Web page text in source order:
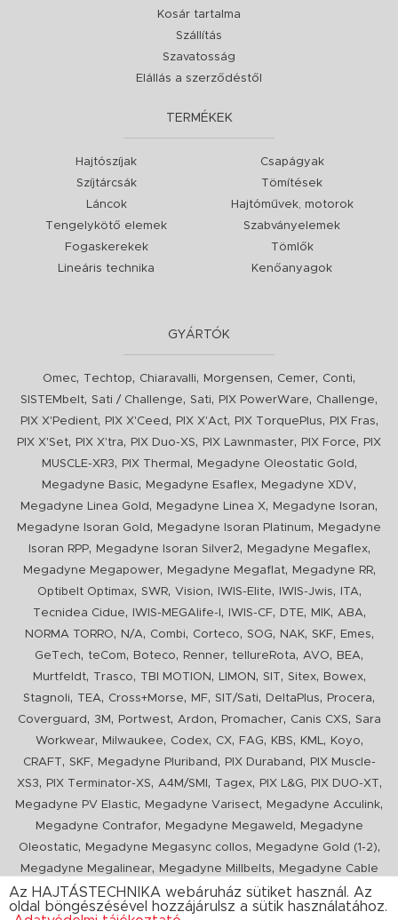
Kosár tartalma
Szállítás
Szavatosság
Elállás a szerződéstől
TERMÉKEK
Hajtószíjak
Szíjtárcsák
Láncok
Tengelykötő elemek
Fogaskerekek
Lineáris technika
Csapágyak
Tömítések
Hajtóművek, motorok
Szabványelemek
Tömlők
Kenőanyagok
GYÁRTÓK
Omec, Techtop, Chiaravalli, Morgensen, Cemer, Conti,
SISTEMbelt, Sati / Challenge, Sati, PIX PowerWare, Challenge,
PIX X'Pedient, PIX X'Ceed , PIX X'Act, PIX TorquePlus, PIX Fras,
PIX X'Set, PIX X'tra, PIX Duo-XS, PIX Lawnmaster, PIX Force,
PIX
MUSCLE-XR3, PIX Thermal , Megadyne Oleostatic Gold ,
Megadyne Basic, Megadyne Esaflex, Megadyne XDV,
Megadyne Linea Gold , Megadyne Linea X, Megadyne Isoran,
Megadyne Isoran Gold , Megadyne Isoran Platinum,
Megadyne
Isoran RPP, Megadyne Isoran Silver2, Megadyne Megaflex,
Megadyne Megapower, Megadyne Megaflat, Megadyne RR,
Optibelt Optimax, SWR, Vision, IWIS-Elite, IWIS-Jwis, ITA,
Tecnidea Cidue, IWIS-MEGAlife-I , IWIS-CF, DTE, MIK, ABA,
NORMA TORRO, N/A, Combi, Corteco, SOG, NAK, SKF, Emes,
GeTech, teCom, Boteco, Renner, tellureRota, AVO, BEA,
Murtfeldt, Trasco, TBI MOTION , LIMON , SIT, Sitex, Bowex,
Stagnoli, TEA, Cross+Morse, MF, SIT/Sati, DeltaPlus, Procera,
Coverguard , 3M , Portwest, Ardon, Promacher, Canis CXS, Sara
Workwear, Milwaukee, Codex, CX, FAG, KBS, KML, Koyo,
CRAFT, SKF, Megadyne Pluriband , PIX Duraband ,
PIX Muscle-
XS3, PIX Terminator-XS, A4M/SMI , Tagex, PIX L&G, PIX DUO-XT,
Megadyne PV Elastic, Megadyne Varisect, Megadyne Acculink,
Megadyne Contrafor, Megadyne Megaweld ,
Megadyne
Oleostatic, Megadyne Megasync collos, Megadyne Gold (1-2),
Megadyne Megalinear, Megadyne Millbelts,
Megadyne Cable
Pull, PIX X'Ceed,Megadyne Pull Down, Optibelt VB,Mitsuboshi
ConCar,Megadyne Megarib ,PIX HARVESTER,Urgent
Az HAJTÁSTECHNIKA webáruház sütiket használ. Az
oldal böngészésével hozzájárulsz a sütik használatához.